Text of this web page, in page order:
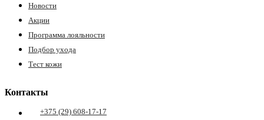
Новости
Акции
Программа лояльности
Подбор ухода
Тест кожи
Контакты
+375 (29) 608-17-17